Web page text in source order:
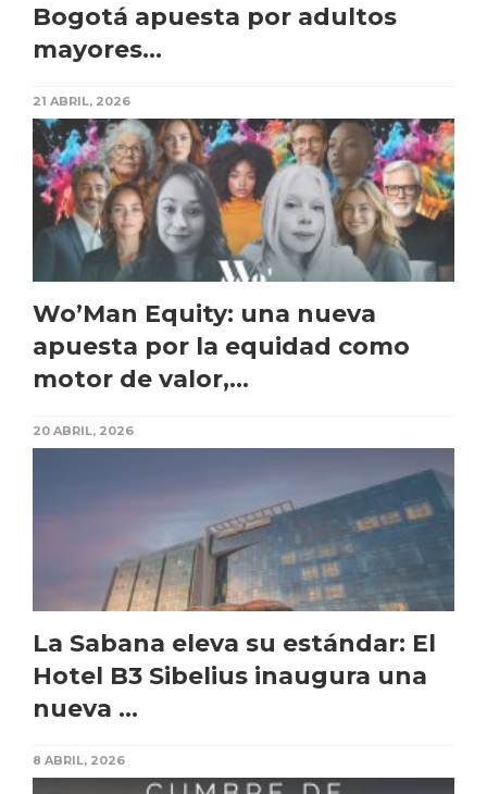
Bogotá apuesta por adultos
mayores...
21 ABRIL, 2026
Wo’Man Equity: una nueva
apuesta por la equidad como
motor de valor,...
20 ABRIL, 2026
La Sabana eleva su estándar: El
Hotel B3 Sibelius inaugura una
nueva ...
8 ABRIL, 2026